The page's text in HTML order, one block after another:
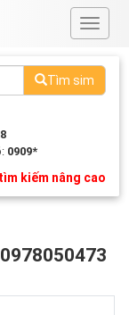
#
Tìm sim
0909*
kiếm nâng cao